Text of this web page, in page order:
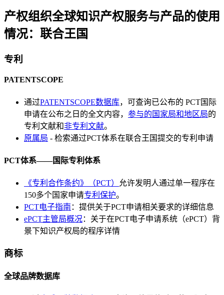
产权组织全球知识产权服务与产品的使用
情况：联合王国
专利
PATENTSCOPE
通过PATENTSCOPE数据库，可查询已公布的 PCT国际
申请在公布之日的全文内容， 参与的国家局和地区局的
专利文献和非专利文献。
原属局 - 检索通过PCT体系在联合王国提交的专利申请
PCT体系——国际专利体系
《专利合作条约》（PCT）
允许发明人通过单一程序在
150多个国家申请专利保护。
PCT电子指南 ：提供关于PCT申请相关要求的详细信息
ePCT主管局概况：关于在PCT电子申请系统（ePCT）背
景下知识产权局的程序详情
商标
全球品牌数据库